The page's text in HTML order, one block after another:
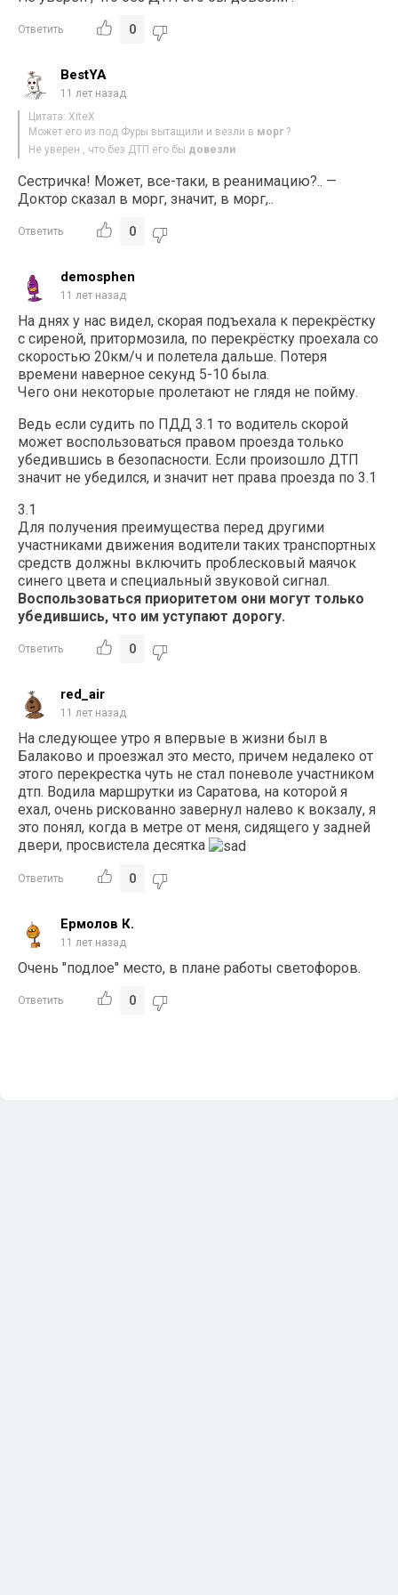
Ответить 0
BestYA
11 лет назад
Цитата: XiteX
Может его из под Фуры вытащили и везли в морг?
Не уверен , что без ДТП его бы довезли .
Сестричка! Может, все-таки, в реанимацию?.. —
Доктор сказал в морг, значит, в морг,..
Ответить 0
demosphen
11 лет назад
На днях у нас видел, скорая подъехала к перекрёстку
с сиреной, притормозила, по перекрёстку проехала со
скоростью 20км/ч и полетела дальше. Потеря
времени наверное секунд 5-10 была.
Чего они некоторые пролетают не глядя не пойму.
Ведь если судить по ПДД 3.1 то водитель скорой
может воспользоваться правом проезда только
убедившись в безопасности. Если произошло ДТП
значит не убедился, и значит нет права проезда по 3.1
3.1
Для получения преимущества перед другими
участниками движения водители таких транспортных
средств должны включить проблесковый маячок
синего цвета и специальный звуковой сигнал.
Воспользоваться приоритетом они могут только
убедившись, что им уступают дорогу.
Ответить 0
red_air
11 лет назад
На следующее утро я впервые в жизни был в
Балаково и проезжал это место, причем недалеко от
этого перекрестка чуть не стал поневоле участником
дтп. Водила маршрутки из Саратова, на которой я
ехал, очень рискованно завернул налево к вокзалу, я
это понял, когда в метре от меня, сидящего у задней
двери, просвистела десятка
Ответить 0
Ермолов К.
11 лет назад
Очень "подлое" место, в плане работы светофоров.
Ответить 0